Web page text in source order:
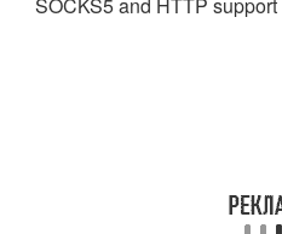
SOCKS5 and HTTP support